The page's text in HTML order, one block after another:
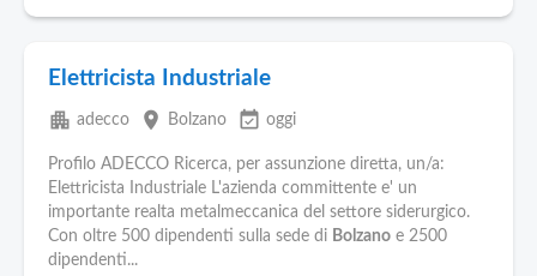
Elettricista Industriale
apartment adecco place Bolzano event_available oggi
Profilo ADECCO Ricerca, per assunzione diretta, un/a:
Elettricista Industriale L'azienda committente e' un
importante realta metalmeccanica del settore siderurgico.
Con oltre 500 dipendenti sulla sede di Bolzano e 2500
dipendenti...